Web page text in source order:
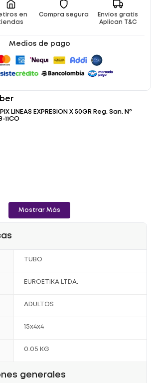
en
Compra segura
Envíos gratis
Aplican T&C
Medios de pago
LINEAS EXPRESION X 50GR Reg. San. Nº
11CO
Mostrar Más
TUBO
EUROETIKA LTDA.
ADULTOS
15x4x4
0.05 KG
generales